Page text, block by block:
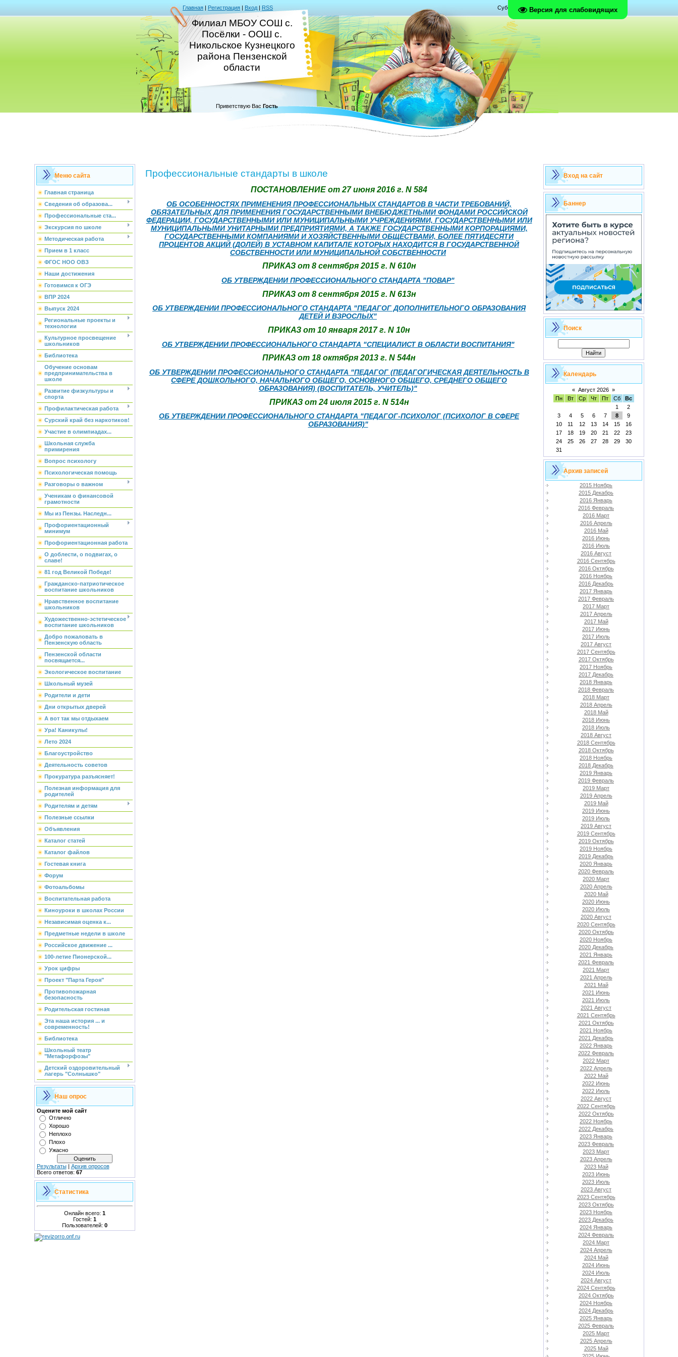
Версия для слабовидящих
Главная | Регистрация | Вход | RSS Суббота, 08.08.2026, 06:22
Филиал МБОУ СОШ с.
Посёлки - ООШ с.
Никольское Кузнецкого
района Пензенской
области
Приветствую Вас Гость
Меню сайта
Главная страница
Сведения об образова...
Профессиональные ста...
Экскурсия по школе
Методическая работа
Прием в 1 класс
ФГОС НОО ОВЗ
Наши достижения
Готовимся к ОГЭ
ВПР 2024
Выпуск 2024
Региональные проекты и
технологии
Культурное просвещение
школьников
Библиотека
Обучение основам
предпринимательства в
школе
Развитие физкультуры и
спорта
Профилактическая работа
Сурский край без наркотиков!
Участие в олимпиадах...
Школьная служба
примирения
Вопрос психологу
Психологическая помощь
Разговоры о важном
Ученикам о финансовой
грамотности
Мы из Пензы. Наследн...
Профориентационный
минимум
Профориентационная работа
О доблести, о подвигах, о
славе!
81 год Великой Победе!
Гражданско-патриотическое
воспитание школьников
Нравственное воспитание
школьников
Художественно-эстетическое
воспитание школьников
Добро пожаловать в
Пензенскую область
Пензенской области
посвящается...
Экологическое воспитание
Школьный музей
Родители и дети
Дни открытых дверей
А вот так мы отдыхаем
Ура! Каникулы!
Лето 2024
Благоустройство
Деятельность советов
Прокуратура разъясняет!
Полезная информация для
родителей
Родителям и детям
Полезные ссылки
Объявления
Каталог статей
Каталог файлов
Гостевая книга
Форум
Фотоальбомы
Воспитательная работа
Киноуроки в школах России
Независимая оценка к...
Предметные недели в школе
Российское движение ...
100-летие Пионерской...
Урок цифры
Проект "Парта Героя"
Противопожарная
безопасность
Родительская гостиная
Эта наша история ... и
современность!
Библиотека
Школьный театр
"Метафорфозы"
Детский оздоровительный
лагерь "Солнышко"
Наш опрос
Оцените мой сайт
Отлично
Хорошо
Неплохо
Плохо
Ужасно
Результаты| Архив опросов
Всего ответов: 67
Статистика
Онлайн всего: 1
Гостей: 1
Пользователей: 0
Профессиональные стандарты в школе
ПОСТАНОВЛЕНИЕ от 27 июня 2016 г. N 584
ОБ ОСОБЕННОСТЯХ ПРИМЕНЕНИЯ ПРОФЕССИОНАЛЬНЫХ СТАНДАРТОВ В ЧАСТИ ТРЕБОВАНИЙ,
ОБЯЗАТЕЛЬНЫХ ДЛЯ ПРИМЕНЕНИЯ ГОСУДАРСТВЕННЫМИ ВНЕБЮДЖЕТНЫМИ ФОНДАМИ РОССИЙСКОЙ
ФЕДЕРАЦИИ, ГОСУДАРСТВЕННЫМИ ИЛИ МУНИЦИПАЛЬНЫМИ УЧРЕЖДЕНИЯМИ, ГОСУДАРСТВЕННЫМИ ИЛИ
МУНИЦИПАЛЬНЫМИ УНИТАРНЫМИ ПРЕДПРИЯТИЯМИ, А ТАКЖЕ ГОСУДАРСТВЕННЫМИ КОРПОРАЦИЯМИ,
ГОСУДАРСТВЕННЫМИ КОМПАНИЯМИ И ХОЗЯЙСТВЕННЫМИ ОБЩЕСТВАМИ, БОЛЕЕ ПЯТИДЕСЯТИ
ПРОЦЕНТОВ АКЦИЙ (ДОЛЕЙ) В УСТАВНОМ КАПИТАЛЕ КОТОРЫХ НАХОДИТСЯ В ГОСУДАРСТВЕННОЙ
СОБСТВЕННОСТИ ИЛИ МУНИЦИПАЛЬНОЙ СОБСТВЕННОСТИ
ПРИКАЗ от 8 сентября 2015 г. N 610н
ОБ УТВЕРЖДЕНИИ ПРОФЕССИОНАЛЬНОГО СТАНДАРТА "ПОВАР"
ПРИКАЗ от 8 сентября 2015 г. N 613н
ОБ УТВЕРЖДЕНИИ ПРОФЕССИОНАЛЬНОГО СТАНДАРТА "ПЕДАГОГ ДОПОЛНИТЕЛЬНОГО ОБРАЗОВАНИЯ
ДЕТЕЙ И ВЗРОСЛЫХ"
ПРИКАЗ от 10 января 2017 г. N 10н
ОБ УТВЕРЖДЕНИИ ПРОФЕССИОНАЛЬНОГО СТАНДАРТА "СПЕЦИАЛИСТ В ОБЛАСТИ ВОСПИТАНИЯ"
ПРИКАЗ от 18 октября 2013 г. N 544н
ОБ УТВЕРЖДЕНИИ ПРОФЕССИОНАЛЬНОГО СТАНДАРТА "ПЕДАГОГ (ПЕДАГОГИЧЕСКАЯ ДЕЯТЕЛЬНОСТЬ В
СФЕРЕ ДОШКОЛЬНОГО, НАЧАЛЬНОГО ОБЩЕГО, ОСНОВНОГО ОБЩЕГО, СРЕДНЕГО ОБЩЕГО
ОБРАЗОВАНИЯ) (ВОСПИТАТЕЛЬ, УЧИТЕЛЬ)"
ПРИКАЗ от 24 июля 2015 г. N 514н
ОБ УТВЕРЖДЕНИИ ПРОФЕССИОНАЛЬНОГО СТАНДАРТА "ПЕДАГОГ-ПСИХОЛОГ (ПСИХОЛОГ В СФЕРЕ
ОБРАЗОВАНИЯ)"
Вход на сайт
Баннер
Поиск
Календарь
« Август 2026 »
Пн
Вт Ср Чт Пт Сб
Вс
1
2
3
4 5 6 7 8
9
10
11 12 13 14 15
16
17
18 19 20 21 22
23
24
25 26 27 28 29
30
31
Архив записей
2015 Ноябрь
2015 Декабрь
2016 Январь
2016 Февраль
2016 Март
2016 Апрель
2016 Май
2016 Июнь
2016 Июль
2016 Август
2016 Сентябрь
2016 Октябрь
2016 Ноябрь
2016 Декабрь
2017 Январь
2017 Февраль
2017 Март
2017 Апрель
2017 Май
2017 Июнь
2017 Июль
2017 Август
2017 Сентябрь
2017 Октябрь
2017 Ноябрь
2017 Декабрь
2018 Январь
2018 Февраль
2018 Март
2018 Апрель
2018 Май
2018 Июнь
2018 Июль
2018 Август
2018 Сентябрь
2018 Октябрь
2018 Ноябрь
2018 Декабрь
2019 Январь
2019 Февраль
2019 Март
2019 Апрель
2019 Май
2019 Июнь
2019 Июль
2019 Август
2019 Сентябрь
2019 Октябрь
2019 Ноябрь
2019 Декабрь
2020 Январь
2020 Февраль
2020 Март
2020 Апрель
2020 Май
2020 Июнь
2020 Июль
2020 Август
2020 Сентябрь
2020 Октябрь
2020 Ноябрь
2020 Декабрь
2021 Январь
2021 Февраль
2021 Март
2021 Апрель
2021 Май
2021 Июнь
2021 Июль
2021 Август
2021 Сентябрь
2021 Октябрь
2021 Ноябрь
2021 Декабрь
2022 Январь
2022 Февраль
2022 Март
2022 Апрель
2022 Май
2022 Июнь
2022 Июль
2022 Август
2022 Сентябрь
2022 Октябрь
2022 Ноябрь
2022 Декабрь
2023 Январь
2023 Февраль
2023 Март
2023 Апрель
2023 Май
2023 Июнь
2023 Июль
2023 Август
2023 Сентябрь
2023 Октябрь
2023 Ноябрь
2023 Декабрь
2024 Январь
2024 Февраль
2024 Март
2024 Апрель
2024 Май
2024 Июнь
2024 Июль
2024 Август
2024 Сентябрь
2024 Октябрь
2024 Ноябрь
2024 Декабрь
2025 Январь
2025 Февраль
2025 Март
2025 Апрель
2025 Май